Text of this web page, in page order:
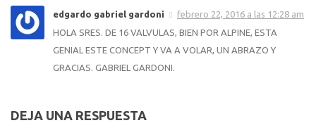
edgardo gabriel gardoni
febrero 22, 2016 a las 12:28 am
HOLA SRES. DE 16 VALVULAS, BIEN POR ALPINE, ESTA
GENIAL ESTE CONCEPT Y VA A VOLAR, UN ABRAZO Y
GRACIAS. GABRIEL GARDONI.
DEJA UNA RESPUESTA